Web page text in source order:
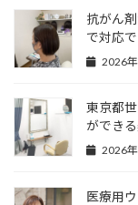
抗がん
で対応
2026
東京都
ができ
2026
医療用